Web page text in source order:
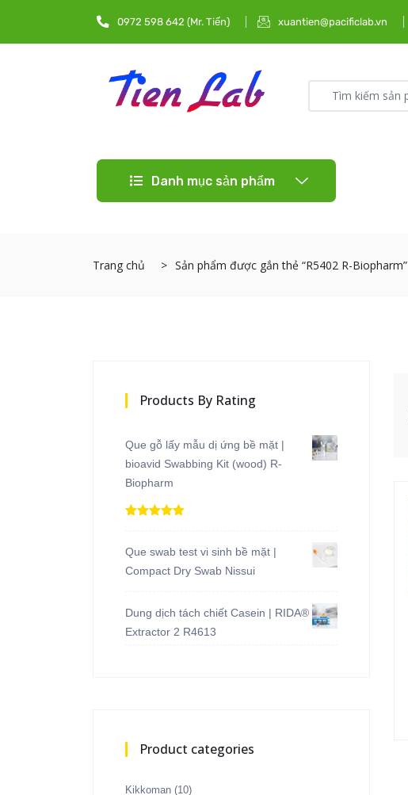
0972 598 642 (Mr. Tiến) xuantien@pacificlab.vn
Danh mục sản phẩm
Trang chủ Sản phẩm được gắn thẻ “R5402 R-Biopharm”
Products By Rating
Que gỗ lấy mẫu dị ứng bề mặt |
bioavid Swabbing Kit (wood) R-
Biopharm
sao
Que swab test vi sinh bề mặt |
Compact Dry Swab Nissui
Dung dịch tách chiết Casein | RIDA®
Extractor 2 R4613
Product categories
Kikkoman (10)